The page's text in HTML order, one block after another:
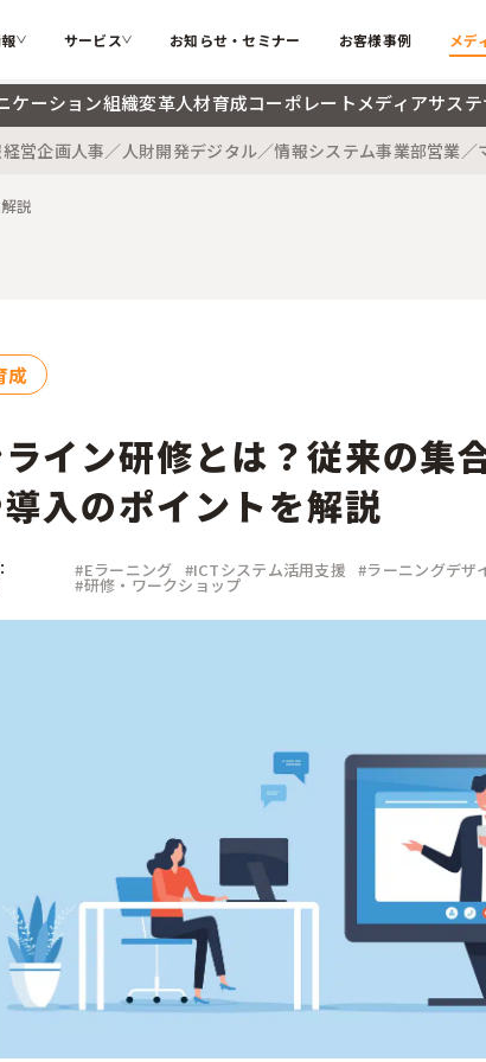
サービス お知らせ・セミナー お客様事例 メデ
カテゴリー
用語辞典
広報 経営企画
ケーション組織変革人材育成コーポレートメディアサス
経営企画人事／人財開発デジタル／情報システム事業部営業／
説
成
イン研修とは？従来の集
入のポイントを解説
#Eラーニング #ICTシステム活用支援 #ラーニングデザ
#研修・ワークショップ